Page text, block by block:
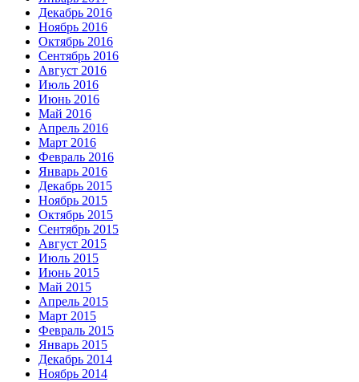
Декабрь 2016
Ноябрь 2016
Октябрь 2016
Сентябрь 2016
Август 2016
Июль 2016
Июнь 2016
Май 2016
Апрель 2016
Март 2016
Февраль 2016
Январь 2016
Декабрь 2015
Ноябрь 2015
Октябрь 2015
Сентябрь 2015
Август 2015
Июль 2015
Июнь 2015
Май 2015
Апрель 2015
Март 2015
Февраль 2015
Январь 2015
Декабрь 2014
Ноябрь 2014